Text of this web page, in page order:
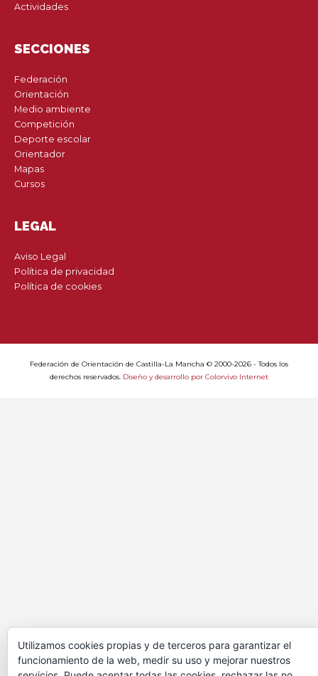
Actividades
SECCIONES
Federación
Orientación
Medio ambiente
Competición
Deporte escolar
Orientador
Mapas
Cursos
LEGAL
Aviso Legal
Política de privacidad
Política de cookies
Federación de Orientación de Castilla-La Mancha © 2000-2026 - Todos los
derechos reservados. Diseño y desarrollo por Colorvivo Internet
Utilizamos cookies propias y de terceros para garantizar el
funcionamiento de la web, medir su uso y mejorar nuestros